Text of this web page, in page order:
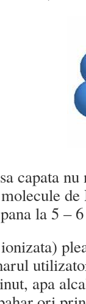
capata nu
de
la 5 –
apa